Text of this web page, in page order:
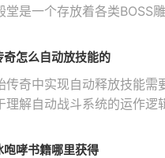
堂是一个存放着各类BOSS
奇怎么自动放技能的
传奇中实现自动释放技能需
理解自动战斗系统的运作逻
咆哮书籍哪里获得